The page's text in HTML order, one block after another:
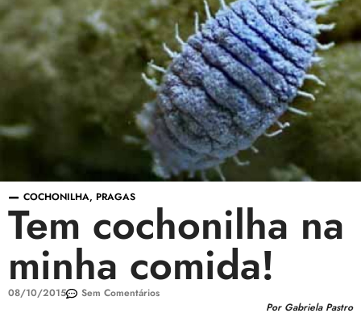
COCHONILHA, PRAGAS
Tem cochonilha na
minha comida!
08/10/2015
Sem Comentários
Por Gabriela Pastro